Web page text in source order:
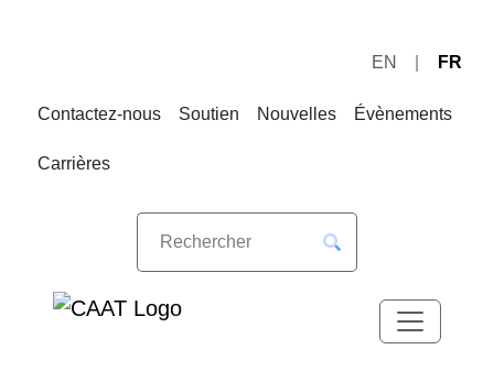
navigation
EN FR
Contactez-nous Soutien Nouvelles Évènements
Carrières